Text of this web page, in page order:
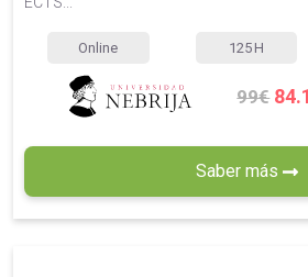
Online 125 H
99€
Saber más